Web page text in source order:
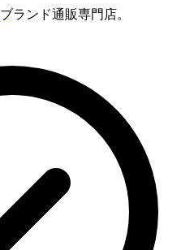
ブランド通販専門店。